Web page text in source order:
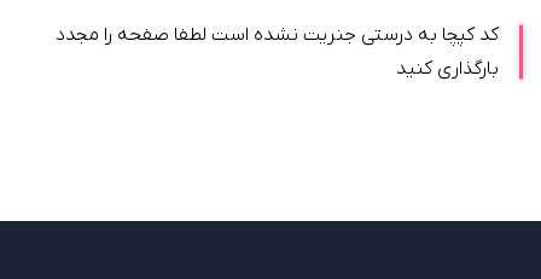
کد کپچا به درستی جنریت نشده است لطفا صفحه را مجدد
بارگذاری کنید